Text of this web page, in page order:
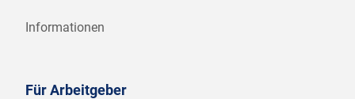
Informationen
Für Arbeitgeber